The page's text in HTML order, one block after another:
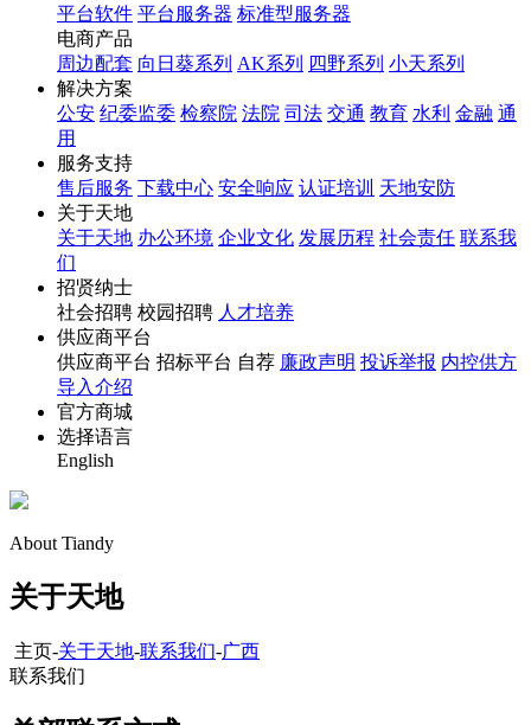
平台软件 平台服务器 标准型服务器
电商产品
周边配套 向日葵系列 AK系列 四野系列 小天系列
解决方案
公安 纪委监委 检察院 法院 司法 交通 教育 水利 金融 通
用
服务支持
售后服务 下载中心 安全响应 认证培训 天地安防
关于天地
关于天地 办公环境 企业文化 发展历程 社会责任 联系我
们
招贤纳士
社会招聘 校园招聘 人才培养
供应商平台
供应商平台 招标平台 自荐 廉政声明 投诉举报 内控供方
导入介绍
官方商城
选择语言
English
About Tiandy
关于天地
主页-关于天地-联系我们-广西
联系我们